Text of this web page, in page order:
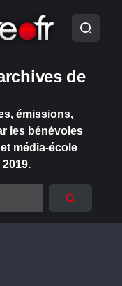
de
émissions,
les bénévoles
média-école